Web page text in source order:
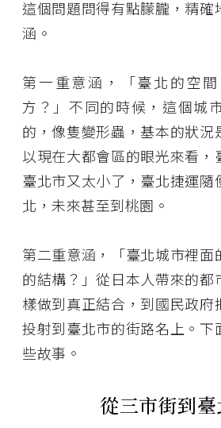
這個問題問得有點朦朧，精確
涵。
第一重意涵，「臺北的空
方？」不同的時候，這個城
的，像隻變形蟲，基本的狀況
以現在大都會區的眼光來看，
臺北市又太小了，臺北捷運隨
北，未來甚至到桃園。
第二重意涵，「臺北城市裡面
的結構？」從日本人帶來的都
樣做到真正結合，到國民政府
投射到臺北市的街路名上。下
些故事。
從三市街到